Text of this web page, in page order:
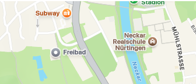
Blog
Partner
Kontakt